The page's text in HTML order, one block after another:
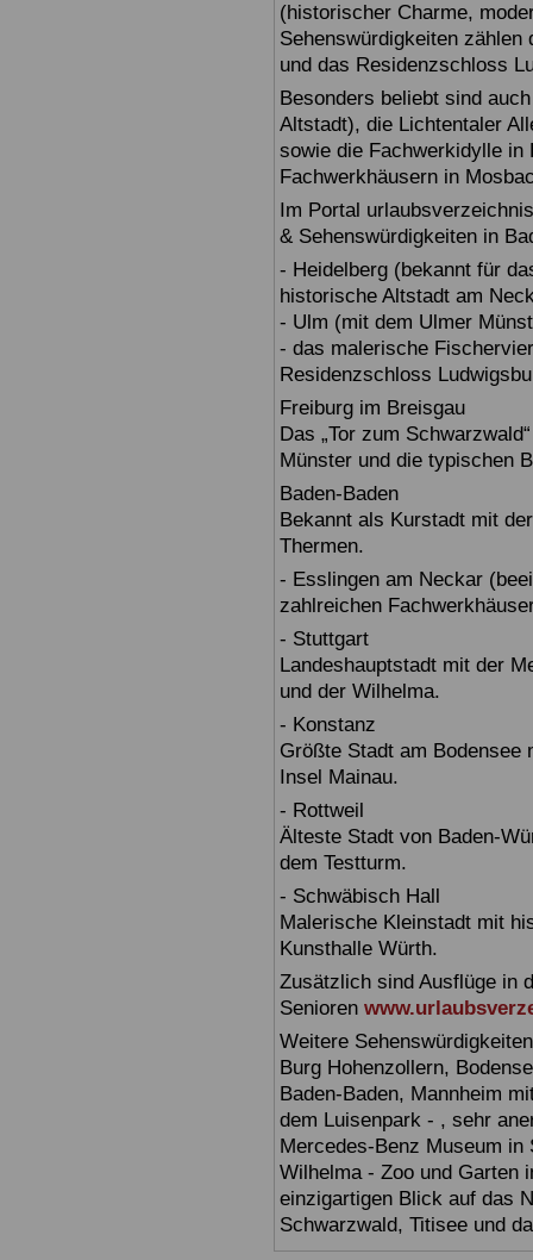
(historischer Charme,
Sehenswürdigkeiten
und das Residenzschloss
Besonders beliebt sind
Altstadt), die Lichtentaler
sowie die Fachwerkidylle in
Fachwerkhäusern in
Im Portal
& Sehenswürdigkeiten in
- Heidelberg (bekannt für
historische Altstadt am
- Ulm (mit dem Ulmer
- das malerische
Residenzschloss
Freiburg im Breisgau
Das „Tor zum
Münster und die typischen
Baden-Baden
Bekannt als Kurstadt mit
Thermen.
- Esslingen am Neckar
zahlreichen
- Stuttgart
Landeshauptstadt mit der
und der Wilhelma.
- Konstanz
Größte Stadt am Bodensee
Insel Mainau.
- Rottweil
Älteste Stadt von Baden-
dem Testturm.
- Schwäbisch Hall
Malerische Kleinstadt mit
Kunsthalle Würth.
Zusätzlich sind Ausflüge in
Senioren
Weitere
Burg Hohenzollern,
Baden-Baden, Mannheim
dem Luisenpark - , sehr
Mercedes-Benz Museum
Wilhelma - Zoo und Garten
einzigartigen Blick auf das
Schwarzwald, Titisee und